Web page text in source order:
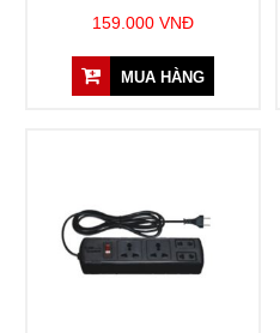
159.000 VNĐ
MUA HÀNG